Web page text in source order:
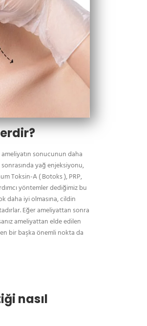
sonucunun daha
yağ enjeksiyonu,
Toksin-A ( Botoks ), PRP,
yöntemler dediğimiz bu
daha iyi olmasına, cildin
Eğer ameliyattan sonra
ameliyattan elde edilen
bir başka önemli nokta da
nasıl